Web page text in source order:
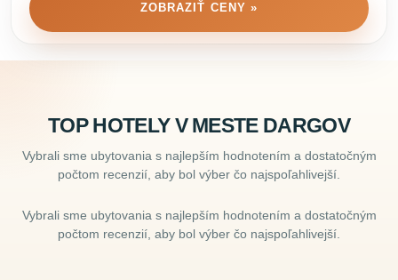
ZOBRAZIŤ CENY »
TOP HOTELY V MESTE DARGOV
Vybrali sme ubytovania s najlepším hodnotením a dostatočným
počtom recenzií, aby bol výber čo najspoľahlivejší.
Vybrali sme ubytovania s najlepším hodnotením a dostatočným
počtom recenzií, aby bol výber čo najspoľahlivejší.